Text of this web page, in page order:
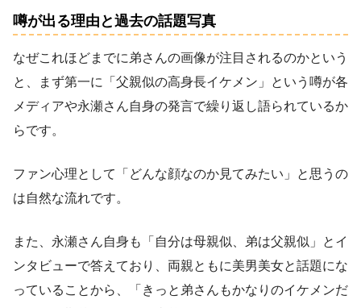
噂が出る理由と過去の話題写真
なぜこれほどまでに弟さんの画像が注目されるのかという
と、まず第一に「父親似の高身長イケメン」という噂が各
メディアや永瀬さん自身の発言で繰り返し語られているか
らです。
ファン心理として「どんな顔なのか見てみたい」と思うの
は自然な流れです。
また、永瀬さん自身も「自分は母親似、弟は父親似」とイ
ンタビューで答えており、両親ともに美男美女と話題にな
っていることから、「きっと弟さんもかなりのイケメンだ